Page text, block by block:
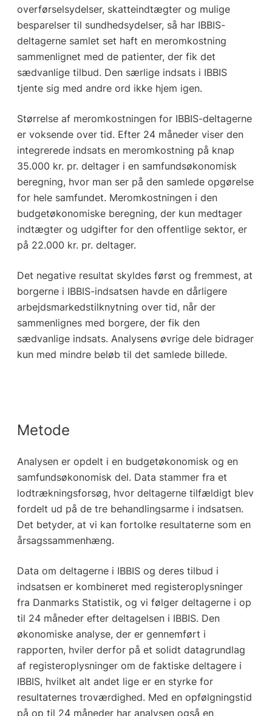
overførselsydelser, skatteindtægter og mulige
besparelser til sundhedsydelser, så har IBBIS-
deltagerne samlet set haft en meromkostning
sammenlignet med de patienter, der fik det
sædvanlige tilbud. Den særlige indsats i IBBIS
tjente sig med andre ord ikke hjem igen.
Størrelse af meromkostningen for IBBIS-deltagerne
er voksende over tid. Efter 24 måneder viser den
integrerede indsats en meromkostning på knap
35.000 kr. pr. deltager i en samfundsøkonomisk
beregning, hvor man ser på den samlede opgørelse
for hele samfundet. Meromkostningen i den
budgetøkonomiske beregning, der kun medtager
indtægter og udgifter for den offentlige sektor, er
på 22.000 kr. pr. deltager.
Det negative resultat skyldes først og fremmest, at
borgerne i IBBIS-indsatsen havde en dårligere
arbejdsmarkedstilknytning over tid, når der
sammenlignes med borgere, der fik den
sædvanlige indsats. Analysens øvrige dele bidrager
kun med mindre beløb til det samlede billede.
Metode
Analysen er opdelt i en budgetøkonomisk og en
samfundsøkonomisk del. Data stammer fra et
lodtrækningsforsøg, hvor deltagerne tilfældigt blev
fordelt ud på de tre behandlingsarme i indsatsen.
Det betyder, at vi kan fortolke resultaterne som en
årsagssammenhæng.
Data om deltagerne i IBBIS og deres tilbud i
indsatsen er kombineret med registeroplysninger
fra Danmarks Statistik, og vi følger deltagerne i op
til 24 måneder efter deltagelsen i IBBIS. Den
økonomiske analyse, der er gennemført i
rapporten, hviler derfor på et solidt datagrundlag
af registeroplysninger om de faktiske deltagere i
IBBIS, hvilket alt andet lige er en styrke for
resultaternes troværdighed. Med en opfølgningstid
på op til 24 måneder har analysen også en